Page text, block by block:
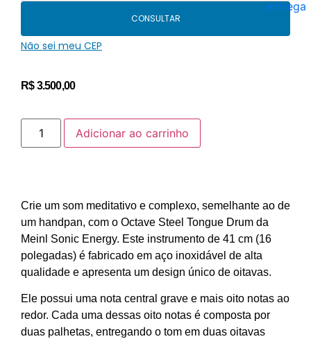
CONSULTAR
Não sei meu CEP
R$3.500,00
Adicionar ao carrinho
Crie um som meditativo e complexo, semelhante ao de
um handpan, com o Octave Steel Tongue Drum da
Meinl Sonic Energy. Este instrumento de 41 cm (16
polegadas) é fabricado em aço inoxidável de alta
qualidade e apresenta um design único de oitavas.
Ele possui uma nota central grave e mais oito notas ao
redor. Cada uma dessas oito notas é composta por
duas palhetas, entregando o tom em duas oitavas